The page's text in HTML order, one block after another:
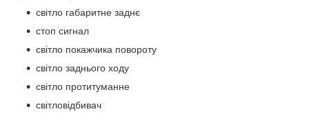
світло габаритне заднє
стоп сигнал
світло покажчика повороту
світло заднього ходу
світло протитуманне
світловідбивач